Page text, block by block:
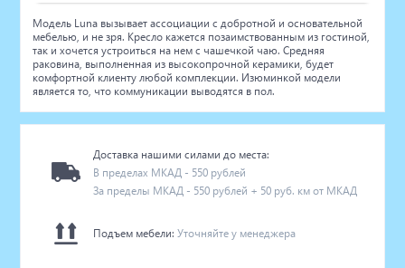
Модель Luna вызывает ассоциации с добротной и основательной
мебелью, и не зря. Кресло кажется позаимствованным из гостиной,
так и хочется устроиться на нем с чашечкой чаю. Средняя
раковина, выполненная из высокопрочной керамики, будет
комфортной клиенту любой комплекции. Изюминкой модели
является то, что коммуникации выводятся в пол.
Доставка нашими силами до места:
В пределах МКАД - 550 рублей
За пределы МКАД - 550 рублей + 50 руб. км от МКАД
Подъем мебели:Уточняйте у менеджера